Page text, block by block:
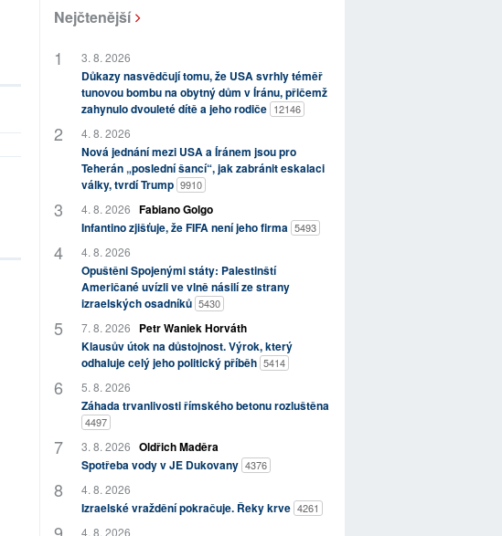
Nejčtenější
3. 8. 2026
Důkazy nasvědčují tomu, že USA svrhly téměř
tunovou bombu na obytný dům v Íránu, přičemž
zahynulo dvouleté dítě a jeho rodiče 12146
4. 8. 2026
Nová jednání mezi USA a Íránem jsou pro
Teherán „poslední šancí“, jak zabránit eskalaci
války, tvrdí Trump 9910
4. 8. 2026 Fabiano Golgo
Infantino zjišťuje, že FIFA není jeho firma 5493
4. 8. 2026
Opuštěni Spojenými státy: Palestinští
Američané uvízli ve vlně násilí ze strany
izraelských osadníků 5430
7. 8. 2026
Petr Waniek Horváth
Klausův útok na důstojnost. Výrok, který
odhaluje celý jeho politický příběh 5414
5. 8. 2026
Záhada trvanlivosti římského betonu rozluštěna
4497
3. 8. 2026 Oldřich Maděra
Spotřeba vody v JE Dukovany 4376
4. 8. 2026
Izraelské vraždění pokračuje. Řeky krve 4261
4. 8. 2026